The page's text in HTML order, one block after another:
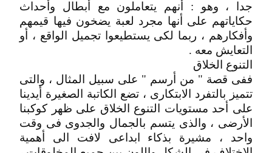
جدا ، وهو : أنهم يتعاملون مع أبطال وأحداث
حكاياتهم على أنها مجرد لعبة يضخون فيها قيمهم
وأفكارهم ، ربما لكى يستطيعوا تجميل الواقع ، أو
التعايش معه .
التنوع الخلاق
ففى قصة " من أرسم " على سبيل المثال ، والتى
تتميز بالتفرد الابتكارى ، تضع الكاتبة الصغيرة أيدينا
على أحد مستويات التنوع الخلاق على ظهر كوكبنا
الأرضى ، والذى يتسم بالجمال والجدوى فى وقت
واحد ، مشيرة بذكاء ابداعى لافت الى أهمية